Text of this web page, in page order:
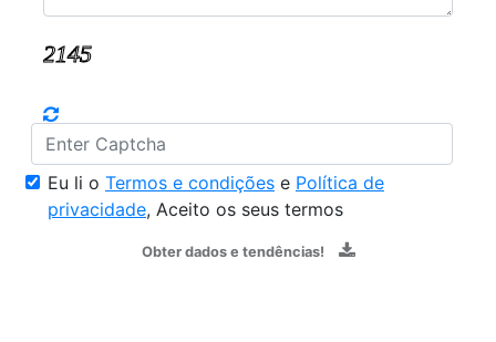
Eu li o Termos e condições e Política de
privacidade, Aceito os seus termos
Obter dados e tendências!